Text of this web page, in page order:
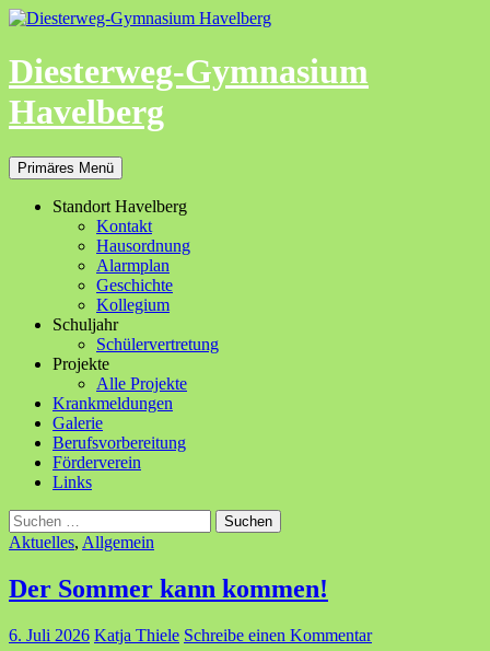
Zum
springen
Diesterweg-Gymnasium
Havelberg
Suchen
Primäres Menü
Standort Havelberg
Kontakt
Hausordnung
Alarmplan
Geschichte
Kollegium
Schuljahr
Schülervertretung
Projekte
Alle Projekte
Krankmeldungen
Galerie
Berufsvorbereitung
Förderverein
Links
Suchen
nach:
Aktuelles, Allgemein
Der Sommer kann kommen!
6. Juli 2026 Katja Thiele Schreibe einen Kommentar